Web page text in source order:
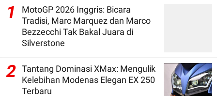
1
MotoGP 2026 Inggris: Bicara
Tradisi, Marc Marquez dan Marco
Bezzecchi Tak Bakal Juara di
Silverstone
2 Tantang Dominasi XMax: Mengulik
Kelebihan Modenas Elegan EX 250
Terbaru